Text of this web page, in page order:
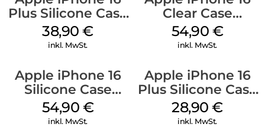
Plus Silicone Case
MagSafe Denim
38,90€
inkl. MwSt.
Clear Case
MagSafe
Transparent
54,90 €
inkl. MwSt.
Apple iPhone 16
Silicone Case
MagSafe Black
54,90 €
inkl. MwSt.
Apple iPhone 16
Plus Silicone Case
MagSafe Black
28,90€
inkl. MwSt.